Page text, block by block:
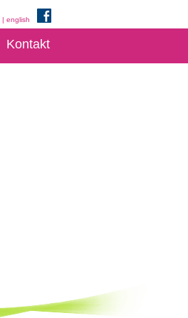
| english
Kontakt